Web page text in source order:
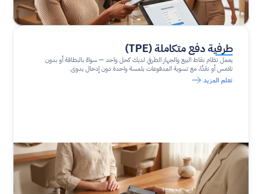
طرفية دفع متكاملة (TPE)
تلامس أو نقدًا، مع تسوية المدفوعات بلمسة واحدة دون إدخال يدوي.
تعلم المزيد